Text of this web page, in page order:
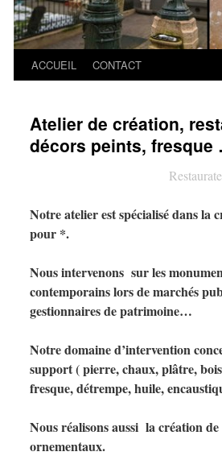
ACCUEIL CONTACT
Atelier de création,
décors peints, fresque
Notre atelier est spécialisé dans
pour *.
Nous intervenons surles
contemporains lors de marchés
gestionnaires de patrimoine…
Notre domaine d’intervention
support ( pierre, chaux, plâtre,
fresque, détrempe, huile,
Nous réalisons aussi la création
ornementaux.